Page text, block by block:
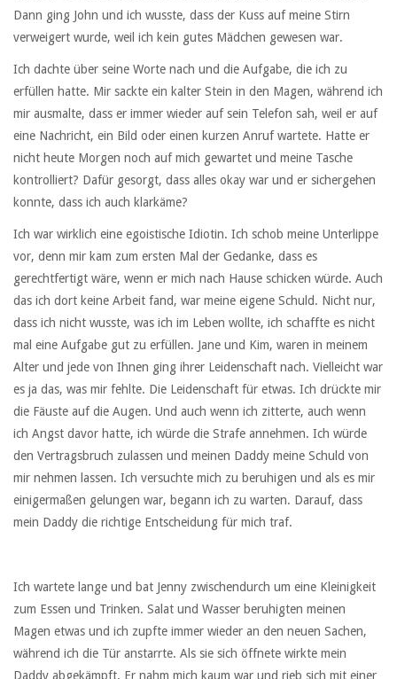
Dann ging John und ich wusste, dass der Kuss auf meine Stirn
verweigert wurde, weil ich kein gutes Mädchen gewesen war.
Ich dachte über seine Worte nach und die Aufgabe, die ich zu
erfüllen hatte. Mir sackte ein kalter Stein in den Magen, während ich
mir ausmalte, dass er immer wieder auf sein Telefon sah, weil er auf
eine Nachricht, ein Bild oder einen kurzen Anruf wartete. Hatte er
nicht heute Morgen noch auf mich gewartet und meine Tasche
kontrolliert? Dafür gesorgt, dass alles okay war und er sichergehen
konnte, dass ich auch klarkäme?
Ich war wirklich eine egoistische Idiotin. Ich schob meine Unterlippe
vor, denn mir kam zum ersten Mal der Gedanke, dass es
gerechtfertigt wäre, wenn er mich nach Hause schicken würde. Auch
das ich dort keine Arbeit fand, war meine eigene Schuld. Nicht nur,
dass ich nicht wusste, was ich im Leben wollte, ich schaffte es nicht
mal eine Aufgabe gut zu erfüllen. Jane und Kim, waren in meinem
Alter und jede von Ihnen ging ihrer Leidenschaft nach. Vielleicht war
es ja das, was mir fehlte. Die Leidenschaft für etwas. Ich drückte mir
die Fäuste auf die Augen. Und auch wenn ich zitterte, auch wenn
ich Angst davor hatte, ich würde die Strafe annehmen. Ich würde
den Vertragsbruch zulassen und meinen Daddy meine Schuld von
mir nehmen lassen. Ich versuchte mich zu beruhigen und als es mir
einigermaßen gelungen war, begann ich zu warten. Darauf, dass
mein Daddy die richtige Entscheidung für mich traf.
Ich wartete lange und bat Jenny zwischendurch um eine Kleinigkeit
zum Essen und Trinken. Salat und Wasser beruhigten meinen
Magen etwas und ich zupfte immer wieder an den neuen Sachen,
während ich die Tür anstarrte. Als sie sich öffnete wirkte mein
Daddy abgekämpft. Er nahm mich kaum war und rieb sich mit einer